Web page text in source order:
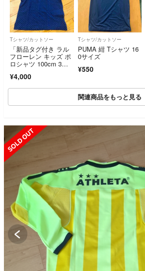
Tシャツ/カットソー
「新品タグ付き ラル
フローレン キッズ ポ
ロシャツ 100cm 3
¥4,000
Tシャツ/カットソー
PUMA 紺 Tシャツ 16
0サイズ
¥550
関連商品をもっと見る
SOLD OUT